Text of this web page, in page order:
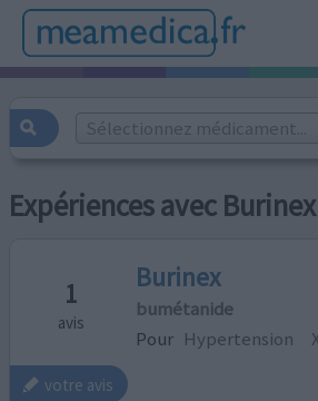
Sélectionnez médicament...
Expériences avec Burinex
1
avis
Burinex
bumétanide
Pour Hypertension
votre avis